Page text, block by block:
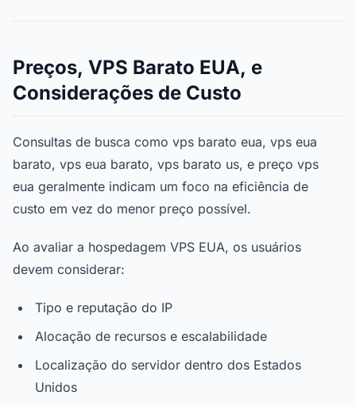
Preços, VPS Barato EUA, e
Considerações de Custo
Consultas de busca como vps barato eua, vps eua
barato, vps eua barato, vps barato us, e preço vps
eua geralmente indicam um foco na eficiência de
custo em vez do menor preço possível.
Ao avaliar a hospedagem VPS EUA, os usuários
devem considerar:
Tipo e reputação do IP
Alocação de recursos e escalabilidade
Localização do servidor dentro dos Estados
Unidos